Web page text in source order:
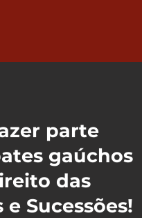
parte
gaúchos
das
e Sucessões!